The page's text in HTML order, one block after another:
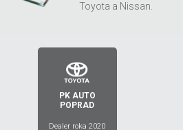
Toyota a Nissan.
2020
PK AUTO
POPRAD
Dealer roka 2020